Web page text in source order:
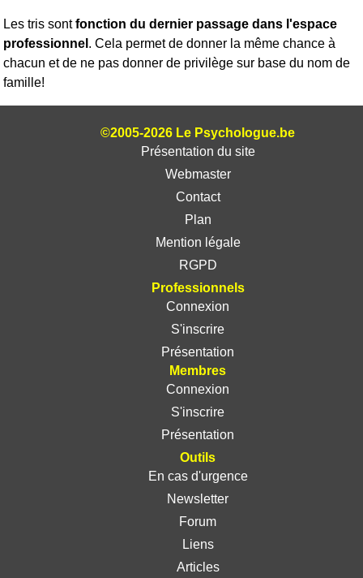
Les tris sontfonction du dernier passage dans l'espace
professionnel . Cela permet de donner la même chance à
chacun et de ne pas donner de privilège sur base du nom de
famille!
©2005-2026 Le Psychologue.be
Présentation du site
Webmaster
Contact
Plan
Mention légale
RGPD
Professionnels
Connexion
S'inscrire
Présentation
Membres
Connexion
S'inscrire
Présentation
Outils
En cas d'urgence
Newsletter
Forum
Liens
Articles